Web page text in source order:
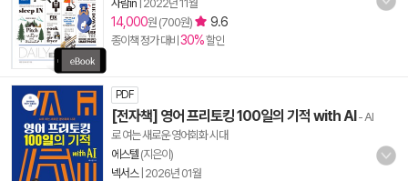
사람in 2022년 11월
14,000원 (700원) 9.6
종이책 정가 대비 30%할인
PDF
[전자책] 영어 프리토킹 100일의 기적 with AI - AI
로 여는 새로운 영어회화 시대
에스텔 (지은이)
넥서스| 2026년 01월